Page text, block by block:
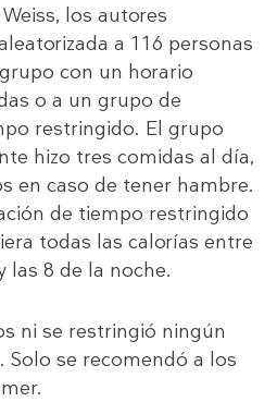
los autores
a 116 personas
con un horario
o a un grupo de
restringido. El grupo
hizo tres comidas al día,
en caso de tener hambre.
de tiempo restringido
todas las calorías entre
las 8 de la noche.
ni se restringió ningún
se recomendó a los